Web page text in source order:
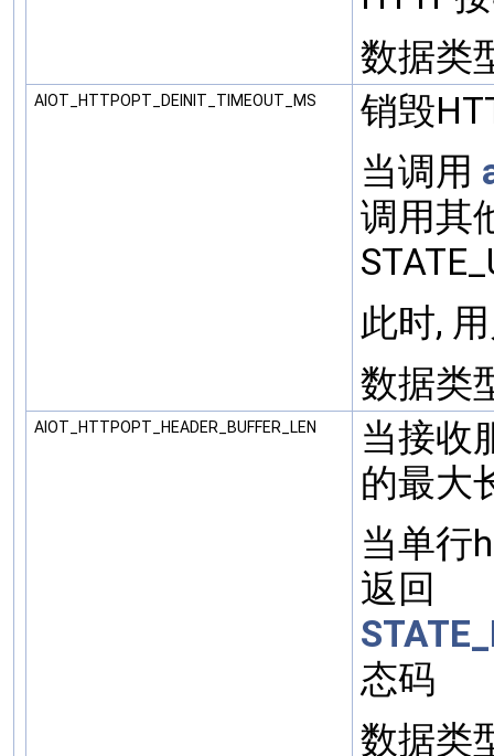
数据类
AIOT_HTTPOPT_DEINIT_TIMEOUT_MS
销毁
当调用
调用其
此时,
数据类
AIOT_HTTPOPT_HEADER_BUFFER_LEN
当接收
的最大
当单行
返回
态码
数据类